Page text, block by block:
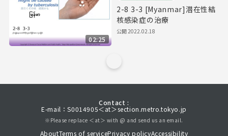
02:25
2-8 3-3 [Myanmar]潜在性結
核感染症の治療
公開2022.02.18
Contact :
E-mail：S0014905＜at＞section.metro.tokyo.jp
※Please replace ＜at＞ with @ and send us an email.
AboutTerms of servicePrivacy policyAccessibility